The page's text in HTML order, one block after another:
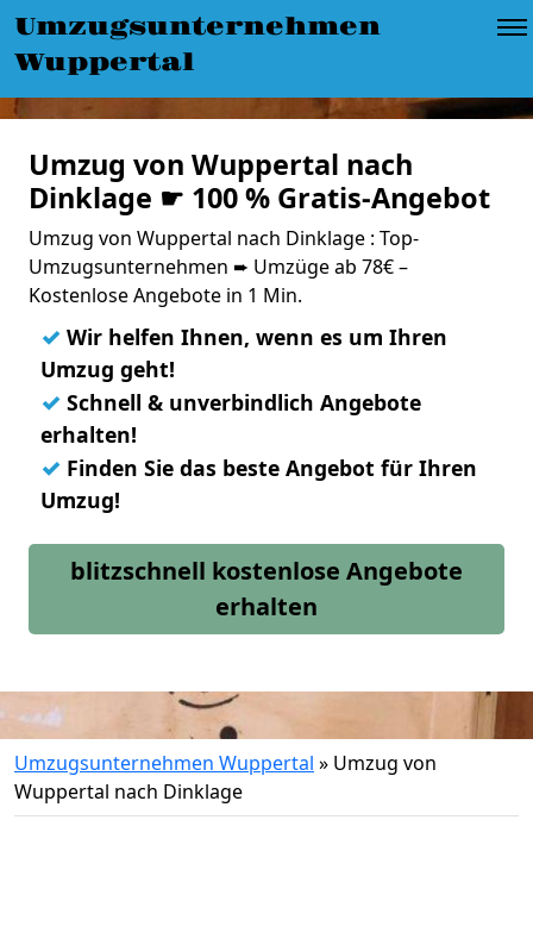
Umzugsunternehmen
Wuppertal
Umzug von Wuppertal nach
Dinklage ☛ 100 % Gratis-Angebot
Umzug von Wuppertal nach Dinklage : Top-
Umzugsunternehmen ➨ Umzüge ab 78€ –
Kostenlose Angebote in 1 Min.
✓ Wir helfen Ihnen, wenn es um Ihren
Umzug geht!
✓ Schnell & unverbindlich Angebote
erhalten!
✓ Finden Sie das beste Angebot für Ihren
Umzug!
blitzschnell kostenlose Angebote
erhalten
Umzugsunternehmen Wuppertal » Umzug von
Wuppertal nach Dinklage